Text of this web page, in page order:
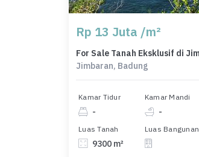
Rp 13 Juta /m²
Jimbaran, Badung
Kamar Tidur
-
Kamar Mandi
-
Luas Tanah
9300 m²
Luas Bangunan